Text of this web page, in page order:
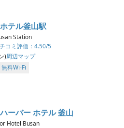
テル釜山駅
Station
コミ評価： 4.50/5
)周辺マップ
無料Wi-Fi
ーバー ホテル 釜山
Hotel Busan